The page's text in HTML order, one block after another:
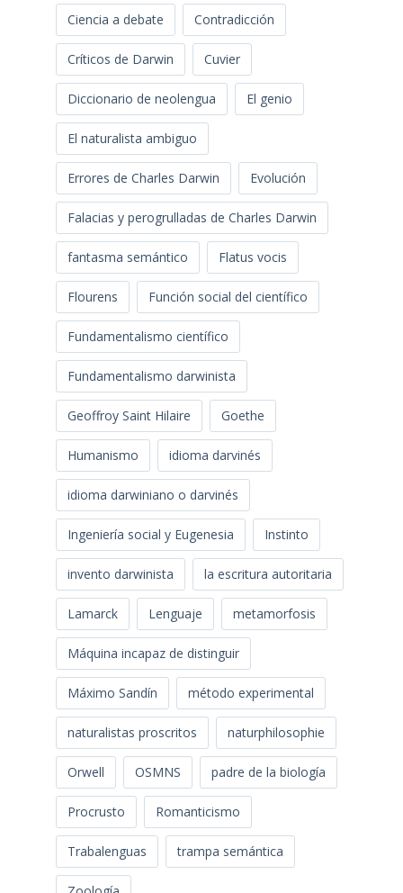
Ciencia a debate Contradicción
Críticos de Darwin Cuvier
Diccionario de neolengua El genio
El naturalista ambiguo
Errores de Charles Darwin Evolución
Falacias y perogrulladas de Charles Darwin
fantasma semántico Flatus vocis
Flourens Función social del científico
Fundamentalismo científico
Fundamentalismo darwinista
Geoffroy Saint Hilaire Goethe
Humanismo idioma darvinés
idioma darwiniano o darvinés
Ingeniería social y Eugenesia Instinto
invento darwinista la escritura autoritaria
Lamarck Lenguaje metamorfosis
Máquina incapaz de distinguir
Máximo Sandín método experimental
naturalistas proscritos naturphilosophie
Orwell OSMNS padre de la biología
Procrusto Romanticismo
Trabalenguas trampa semántica